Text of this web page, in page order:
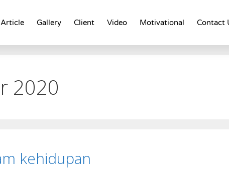
Article Gallery Client Video Motivational Contact
2020
kehidupan